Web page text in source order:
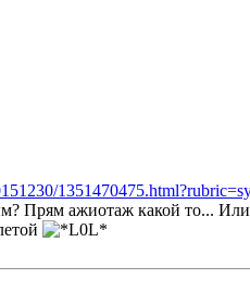
Прям ажиотаж какой то...